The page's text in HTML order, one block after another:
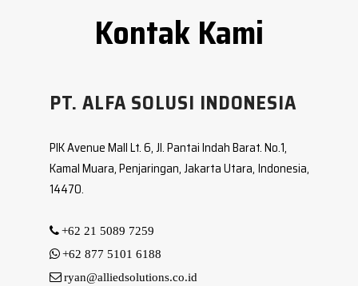
PT. ALFA SOLUSI INDONESIA
PIK Avenue Mall Lt. 6, Jl. Pantai Indah Barat. No.1,
Kamal Muara, Penjaringan, Jakarta Utara, Indonesia,
14470.
+62 21 5089 7259
+62 877 5101 6188
ryan@alliedsolutions.co.id